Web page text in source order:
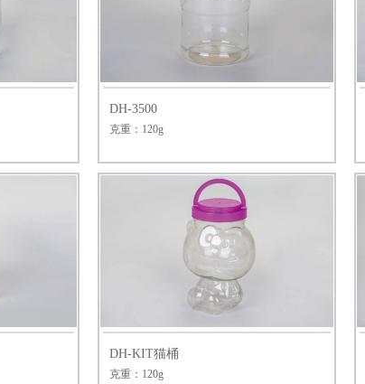
DH-3500
克重：120g
DH-KIT猫桶
克重：120g